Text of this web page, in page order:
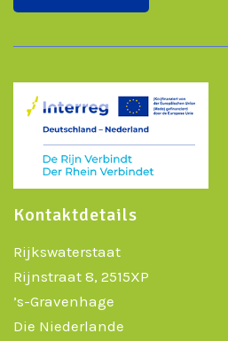
Kontaktdetails
Rijkswaterstaat
Rijnstraat 8, 2515XP
’s-Gravenhage
Die Niederlande